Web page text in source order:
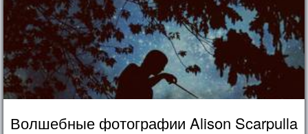
Волшебные фотографии Alison Scarpulla